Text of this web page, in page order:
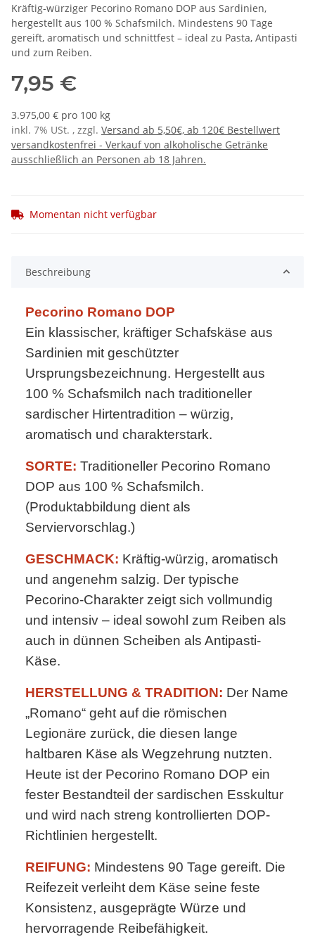
Kräftig-würziger Pecorino Romano DOP aus Sardinien,
hergestellt aus 100 % Schafsmilch. Mindestens 90 Tage
gereift, aromatisch und schnittfest – ideal zu Pasta, Antipasti
und zum Reiben.
7,95 €
3.975,00 € pro 100 kg
inkl. 7% USt. , zzgl. Versand ab 5,50€, ab 120€ Bestellwert
versandkostenfrei - Verkauf von alkoholische Getränke
ausschließlich an Personen ab 18 Jahren.
Momentan nicht verfügbar
Beschreibung
Pecorino Romano DOP
Ein klassischer, kräftiger Schafskäse aus
Sardinien mit geschützter
Ursprungsbezeichnung. Hergestellt aus
100 % Schafsmilch nach traditioneller
sardischer Hirtentradition – würzig,
aromatisch und charakterstark.
SORTE: Traditioneller Pecorino Romano
DOP aus 100 % Schafsmilch.
(Produktabbildung dient als
Serviervorschlag.)
GESCHMACK: Kräftig-würzig, aromatisch
und angenehm salzig. Der typische
Pecorino-Charakter zeigt sich vollmundig
und intensiv – ideal sowohl zum Reiben als
auch in dünnen Scheiben als Antipasti-
Käse.
HERSTELLUNG & TRADITION: Der Name
„Romano“ geht auf die römischen
Legionäre zurück, die diesen lange
haltbaren Käse als Wegzehrung nutzten.
Heute ist der Pecorino Romano DOP ein
fester Bestandteil der sardischen Esskultur
und wird nach streng kontrollierten DOP-
Richtlinien hergestellt.
REIFUNG: Mindestens 90 Tage gereift. Die
Reifezeit verleiht dem Käse seine feste
Konsistenz, ausgeprägte Würze und
hervorragende Reibefähigkeit.